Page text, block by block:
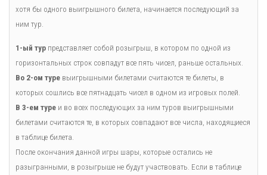
хотя бы одного выигрышного билета, начинается последующий за
ним тур.
1-ый тур представляет собой розыгрыш, в котором по одной из
горизонтальных строк совпадут все пять чисел, раньше остальных.
Во 2-ом туре выигрышными билетами считаются те билеты, в
которых сошлись все пятнадцать чисел в одном из игровых полей.
В 3-ем туре и во всех последующих за ним туров выигрышными
билетами считаются те, в которых совпадают все числа, находящиеся
в таблице билета.
После окончания данной игры шары, которые остались не
разыгранными, в розыгрыше не будут участвовать. Если в таблице